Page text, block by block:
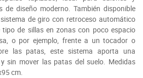
de diseño moderno. También disponible
de giro con retroceso automático
de sillas en zonas con poco espacio
o por ejemplo, frente a un tocador o
las patas, este sistema aporta una
sin mover las patas del suelo. Medidas
cm.